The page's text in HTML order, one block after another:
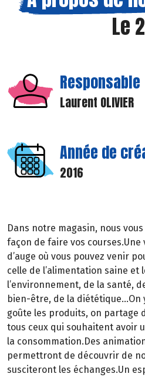
Le
Responsable
Laurent OLIVIER
Année de
2016
Dans notre magasin, nous
façon de faire vos
d’auge où vous pouvez venir
celle de l’alimentation saine et
l’environnement, de la santé,
bien-être, de la
goûte les produits, on partage
tous ceux qui souhaitent avoir
la consommation.Des
permettront de découvrir de
susciteront les échanges.Un